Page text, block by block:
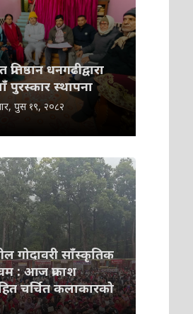
प्रतिष्ठान धनगढीद्वारा
पुरस्कार स्थापना
पुस १९, २०८२
गोदावरी साँस्कृतिक
: आज प्रकाश
चर्चित कलाकारको